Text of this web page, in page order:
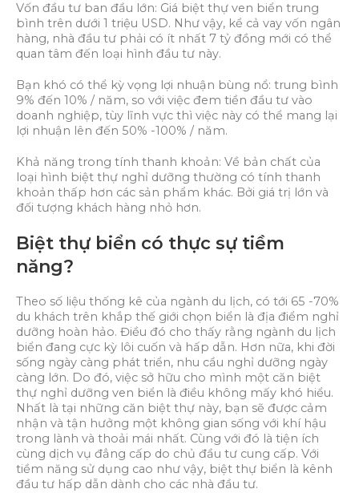
Vốn đầu tư ban đầu lớn: Giá biệt thự ven biển trung
bình trên dưới 1 triệu USD. Như vậy, kể cả vay vốn ngân
hàng, nhà đầu tư phải có ít nhất 7 tỷ đồng mới có thể
quan tâm đến loại hình đầu tư này.
Bạn khó có thể kỳ vọng lợi nhuận bùng nổ: trung bình
9% đến 10% / năm, so với việc đem tiền đầu tư vào
doanh nghiệp, tùy lĩnh vực thì việc này có thể mang lại
lợi nhuận lên đến 50% -100% / năm.
Khả năng trong tính thanh khoản: Về bản chất của
loại hình biệt thự nghỉ dưỡng thường có tính thanh
khoản thấp hơn các sản phẩm khác. Bởi giá trị lớn và
đối tượng khách hàng nhỏ hơn.
Biệt thự biển có thực sự tiềm
năng?
Theo số liệu thống kê của ngành du lịch, có tới 65 -70%
du khách trên khắp thế giới chọn biển là địa điểm nghỉ
dưỡng hoàn hảo. Điều đó cho thấy rằng ngành du lịch
biển đang cực kỳ lôi cuốn và hấp dẫn. Hơn nữa, khi đời
sống ngày càng phát triển, nhu cầu nghỉ dưỡng ngày
càng lớn. Do đó, việc sở hữu cho mình một căn biệt
thự nghỉ dưỡng ven biển là điều không mấy khó hiểu.
Nhất là tại những căn biệt thự này, bạn sẽ được cảm
nhận và tận hưởng một không gian sống với khí hậu
trong lành và thoải mái nhất. Cùng với đó là tiện ích
cùng dịch vụ đẳng cấp do chủ đầu tư cung cấp. Với
tiềm năng sử dụng cao như vậy, biệt thự biển là kênh
đầu tư hấp dẫn dành cho các nhà đầu tư.